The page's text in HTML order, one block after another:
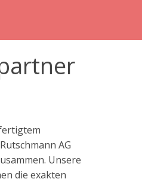
AG
Unsere
die exakten